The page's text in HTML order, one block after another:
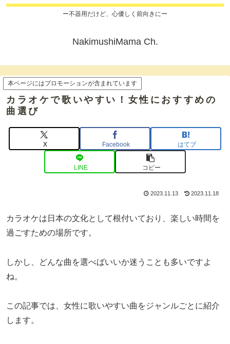
ー不器用だけど、心優しく前向きにー
NakimushiMama Ch.
本ページにはプロモーションが含まれています
カラオケで歌いやすい！女性におすすめの
曲選び
X Facebook はてブ
LINE コピー
2023.11.13 2023.11.18
カラオケは日本の文化として根付いており、楽しい時間を
過ごすための場所です。
しかし、どんな曲を選べばいいか迷うことも多いですよ
ね。
この記事では、女性に歌いやすい曲をジャンルごとに紹介
します。